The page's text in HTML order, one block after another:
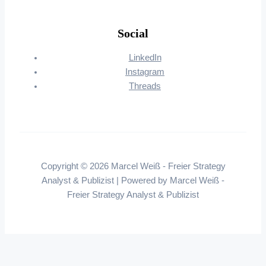
Social
LinkedIn
Instagram
Threads
Copyright © 2026 Marcel Weiß - Freier Strategy
Analyst & Publizist | Powered by Marcel Weiß -
Freier Strategy Analyst & Publizist